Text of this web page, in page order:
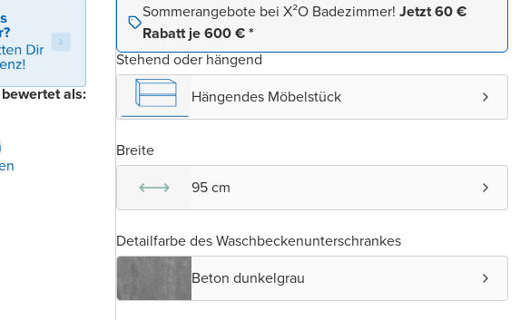
als:
Sommerangebote bei X²O Badezimmer! Jetzt 60 €
Rabatt je 600 € *
Stehend oder hängend
Hängendes Möbelstück
Breite
95 cm
Detailfarbe des Waschbeckenunterschrankes
Beton dunkelgrau